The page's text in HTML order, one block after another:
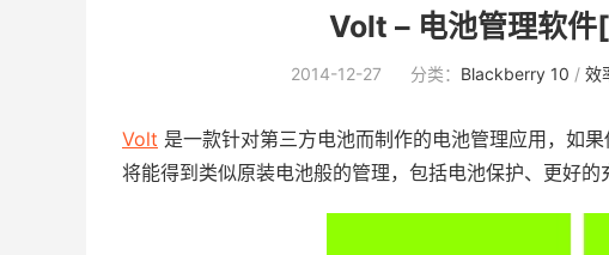
Volt – 电池管理软
2014-12-27 分类： Blackberry 10 / 效
Volt 是一款针对第三方电池而制作的电池管理应用，如
将能得到类似原装电池般的管理，包括电池保护、更好的